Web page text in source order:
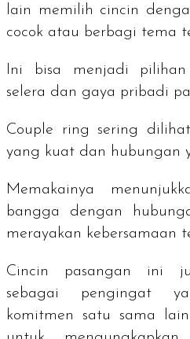
lain memilih cincin
cocok atau berbagi tema
Ini bisa menjadi
selera dan gaya pribadi
Couple ring sering
yang kuat dan hubungan
Memakainya
bangga dengan
merayakan kebersamaan
Cincin pasangan ini
sebagai pengingat
komitmen satu sama